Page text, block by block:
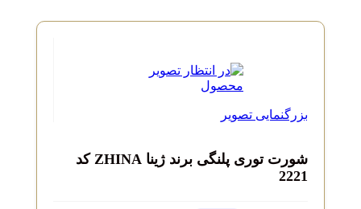
بزرگنمایی تصویر
شورت توری پلنگی برند ژینا ZHINA کد
2221